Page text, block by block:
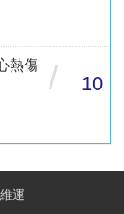
熱傷
/ 10
運